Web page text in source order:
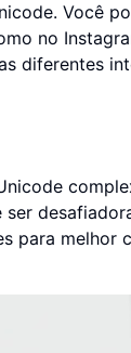
Você
no
diferentes
para